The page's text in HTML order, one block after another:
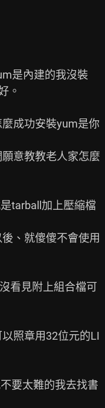
是內建的我沒裝
。
成功安裝yum是你
意教教老人家怎麼
tarball加上壓縮檔
、就傻傻不會使用
看見附上組合檔可
照章用32位元的LI
要太難的我去找書